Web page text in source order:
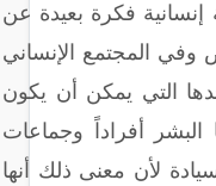
إنسانية فكرة بعيدة عن
وفي المجتمع الإنساني
التي يمكن أن يكون
أفراداً وجماعات
لأن معنى ذلك أنها